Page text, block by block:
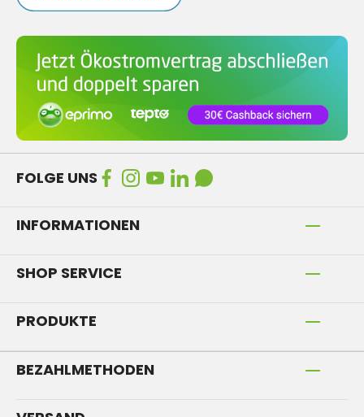
FOLGE UNS
INFORMATIONEN
SHOP SERVICE
PRODUKTE
BEZAHLMETHODEN